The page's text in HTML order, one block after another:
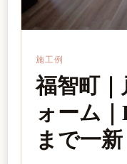
施工例
福智町
ォーム
まで一新